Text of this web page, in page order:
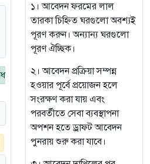
১। আবেদন ফরমের লাল
তারকা চিহ্নিত ঘরগুলো অবশ্যই
পূরণ করুন। অন্যান্য ঘরগুলো
পূরণ ঐচ্ছিক।
২। আবেদন প্রক্রিয়া সম্পন্ন
হওয়ার পূর্বে প্রয়োজন হলে
সংরক্ষণ করা যায় এবং
পরবর্তীতে সেবা ব্যবস্থাপনা
অপশন হতে ড্রাফট আবেদন
পুনরায় শুরু করা যাবে।